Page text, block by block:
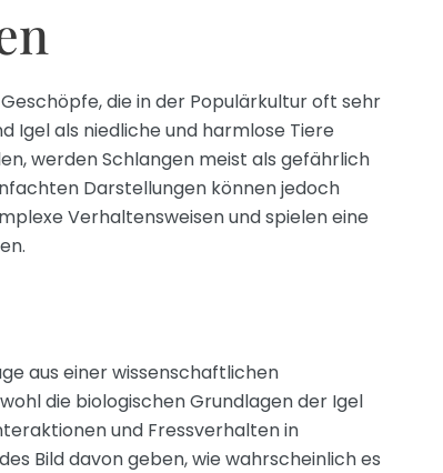
die in der Populärkultur oft sehr
Igel als niedliche und harmlose Tiere
werden Schlangen meist als gefährlich
Darstellungen können jedoch
Verhaltensweisen und spielen eine
aus einer wissenschaftlichen
die biologischen Grundlagen der Igel
und Fressverhalten in
Bild davon geben, wie wahrscheinlich es